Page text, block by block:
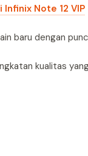
Note 12 VIP
baru dengan
kualitas